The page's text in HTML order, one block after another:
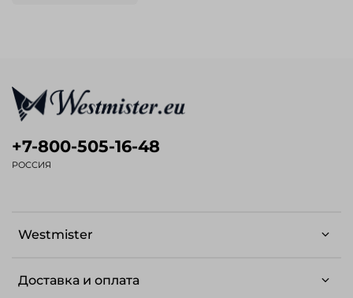
Westmister
Доставка и оплата
+7-800-505-16-48
РОССИЯ